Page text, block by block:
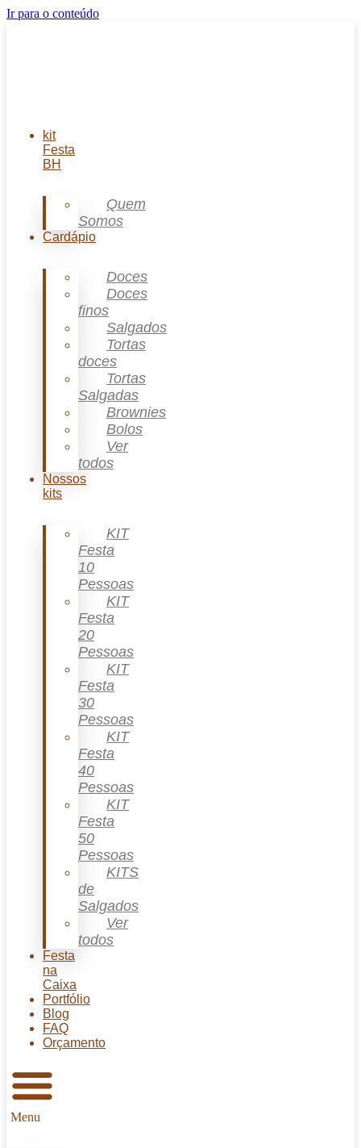
Ir para o conteúdo
kit
Festa
BH
Quem
Somos
Cardápio
Doces
Doces
finos
Salgados
Tortas
doces
Tortas
Salgadas
Brownies
Bolos
Ver
todos
Nossos
kits
KIT
Festa
10
Pessoas
KIT
Festa
20
Pessoas
KIT
Festa
30
Pessoas
KIT
Festa
40
Pessoas
KIT
Festa
50
Pessoas
KITS
de
Salgados
Ver
todos
Festa
na
Caixa
Portfólio
Blog
FAQ
Orçamento
Menu